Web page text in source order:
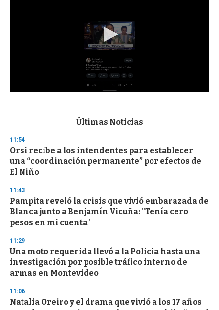
s
d
s
o
f
3
s
e
c
o
n
d
Últimas Noticias
11:54
Orsi recibe a los intendentes para establecer
una “coordinación permanente” por efectos de
El Niño
11:43
Pampita reveló la crisis que vivió embarazada de
Blanca junto a Benjamín Vicuña: "Tenía cero
pesos en mi cuenta"
11:29
Una moto requerida llevó a la Policía hasta una
investigación por posible tráfico interno de
armas en Montevideo
11:06
Natalia Oreiro y el drama que vivió a los 17 años